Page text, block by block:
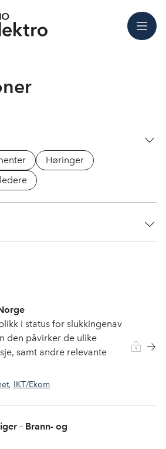
Meny
Høringer
i status for slukkingenav
den påvirker de ulike
samt andre relevante
, IKT/Ekom
– Brann- og